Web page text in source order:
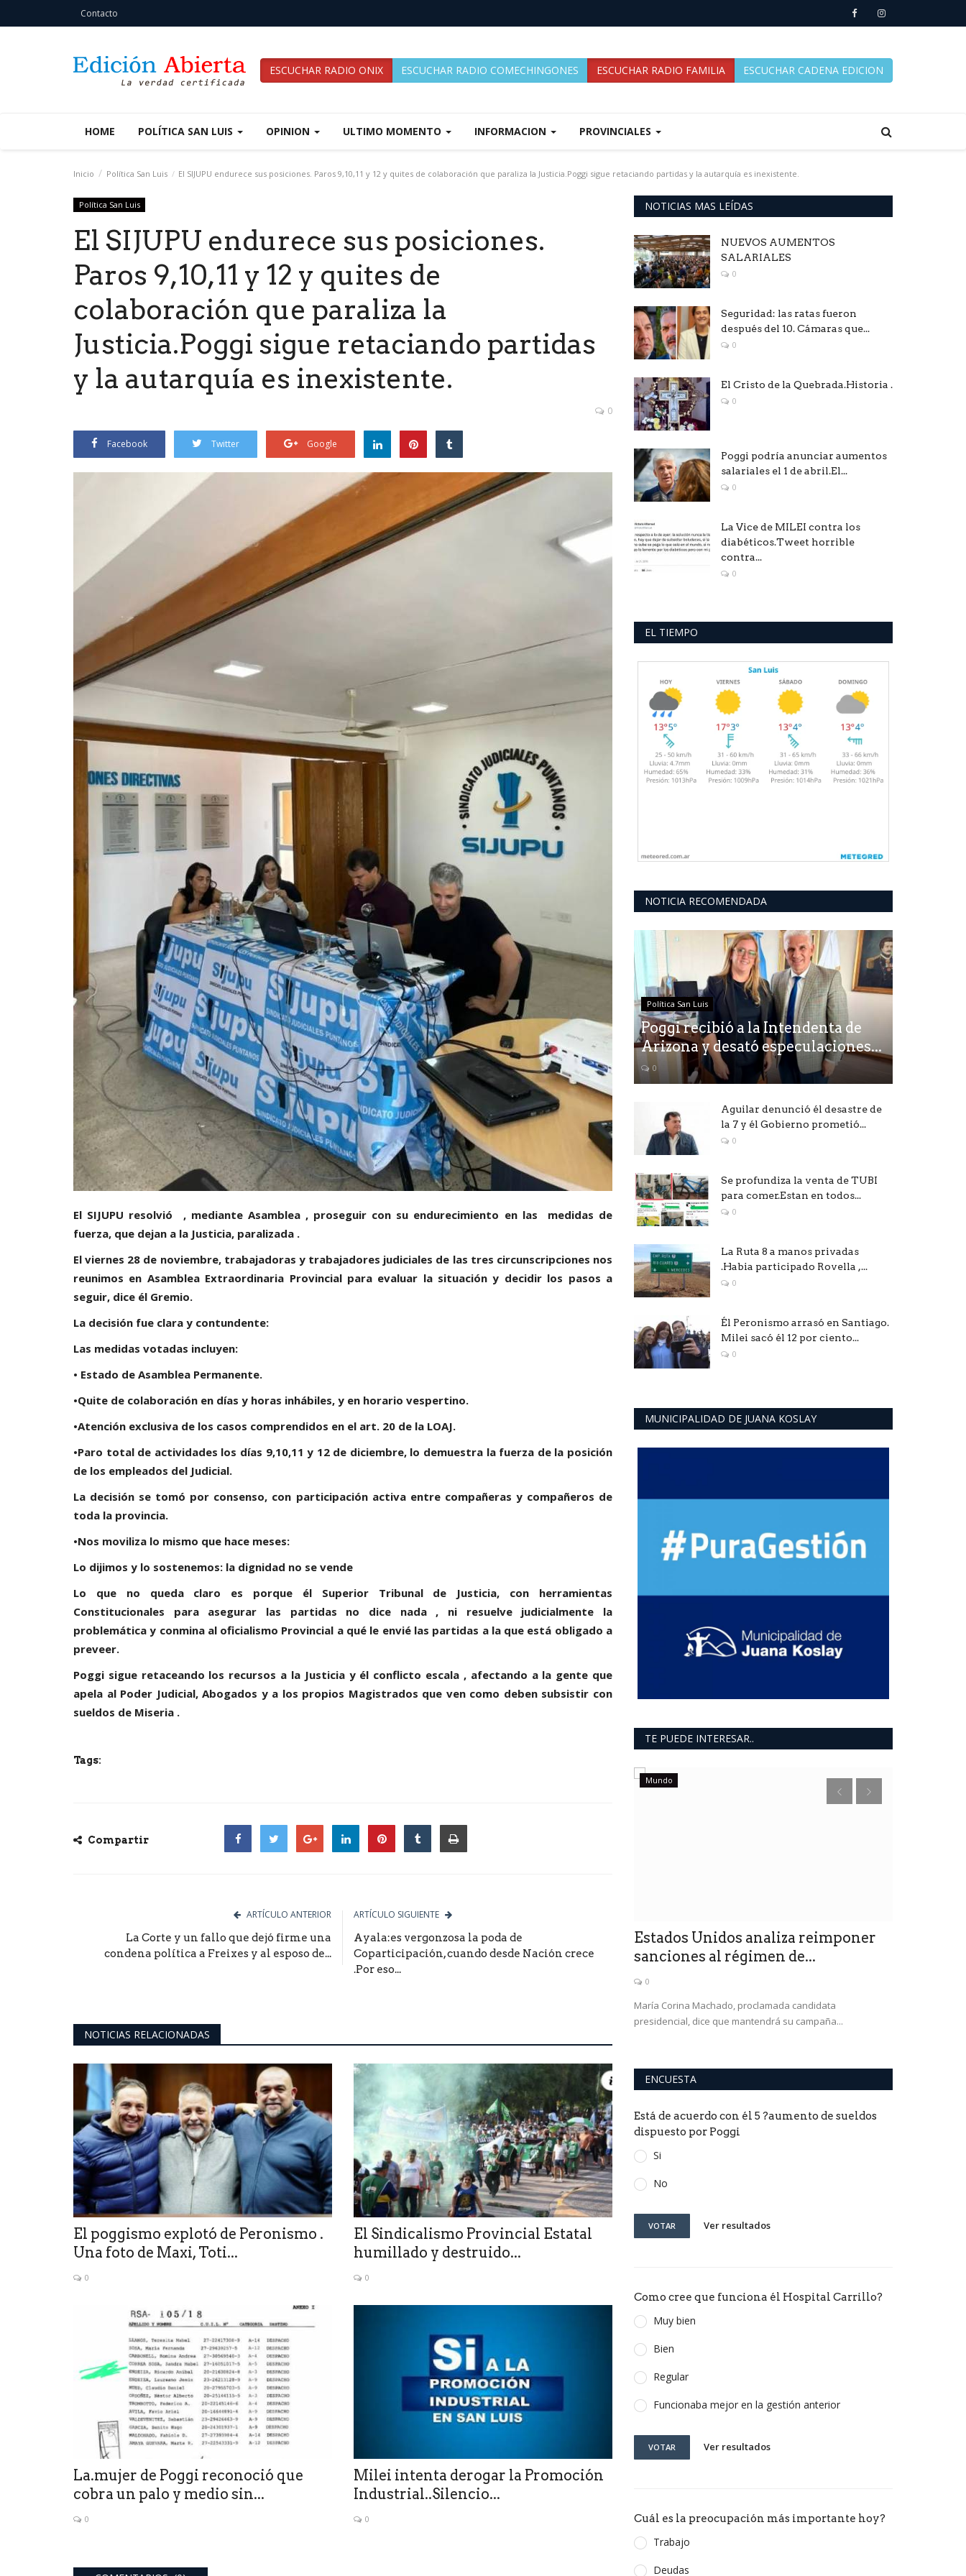
Contacto
ESCUCHAR RADIO ONIX ESCUCHAR RADIO COMECHINGONES ESCUCHAR RADIO FAMILIA ESCUCHAR CADENA EDICION
HOME POLÍTICA SAN LUIS OPINION ULTIMO MOMENTO INFORMACION PROVINCIALES
Inicio Política San Luis El SIJUPU endurece sus posiciones. Paros 9,10,11 y 12 y quites de colaboración que paraliza la Justicia.Poggi sigue retaciando partidas y la autarquía es inexistente.
Política San Luis
El SIJUPU endurece sus posiciones.
Paros 9,10,11 y 12 y quites de
colaboración que paraliza la
Justicia.Poggi sigue retaciando partidas
y la autarquía es inexistente.
0
Facebook Twitter Google
El SIJUPU resolvió , mediante Asamblea , proseguir con su endurecimiento en las medidas de
fuerza, que dejan a la Justicia, paralizada .
El viernes 28 de noviembre, trabajadoras y trabajadores judiciales de las tres circunscripciones nos
reunimos en Asamblea Extraordinaria Provincial para evaluar la situación y decidir los pasos a
seguir, dice él Gremio.
La decisión fue clara y contundente:
Las medidas votadas incluyen:
• Estado de Asamblea Permanente.
•Quite de colaboración en días y horas inhábiles, y en horario vespertino.
•Atención exclusiva de los casos comprendidos en el art. 20 de la LOAJ.
•Paro total de actividades los días 9,10,11 y 12 de diciembre, lo demuestra la fuerza de la posición
de los empleados del Judicial.
La decisión se tomó por consenso, con participación activa entre compañeras y compañeros de
toda la provincia.
•Nos moviliza lo mismo que hace meses:
Lo dijimos y lo sostenemos: la dignidad no se vende
Lo que no queda claro es porque él Superior Tribunal de Justicia, con herramientas
Constitucionales para asegurar las partidas no dice nada , ni resuelve judicialmente la
problemática y conmina al oficialismo Provincial a qué le envié las partidas a la que está obligado a
preveer.
Poggi sigue retaceando los recursos a la Justicia y él conflicto escala , afectando a la gente que
apela al Poder Judicial, Abogados y a los propios Magistrados que ven como deben subsistir con
sueldos de Miseria .
Tags:
Compartir
ARTÍCULO ANTERIOR
La Corte y un fallo que dejó firme una
condena política a Freixes y al esposo de...
ARTÍCULO SIGUIENTE
Ayala:es vergonzosa la poda de
Coparticipación, cuando desde Nación crece
.Por eso...
NOTICIAS RELACIONADAS
El poggismo explotó de Peronismo .
Una foto de Maxi, Toti...
0
El Sindicalismo Provincial Estatal
humillado y destruido...
0
La.mujer de Poggi reconoció que
cobra un palo y medio sin...
0
Milei intenta derogar la Promoción
Industrial..Silencio...
0
NOTICIAS MAS LEÍDAS
NUEVOS AUMENTOS
SALARIALES
0
Seguridad: las ratas fueron
después del 10. Cámaras que...
0
El Cristo de la Quebrada.Historia .
0
Poggi podría anunciar aumentos
salariales el 1 de abril.El...
0
La Vice de MILEI contra los
diabéticos.Tweet horrible
contra...
0
EL TIEMPO
NOTICIA RECOMENDADA
Política San Luis
Poggi recibió a la Intendenta de
Arizona y desató especulaciones...
0
Aguilar denunció él desastre de
la 7 y él Gobierno prometió...
0
Se profundiza la venta de TUBI
para comer.Estan en todos...
0
La Ruta 8 a manos privadas
.Habia participado Rovella ,...
0
Él Peronismo arrasó en Santiago.
Milei sacó él 12 por ciento...
0
MUNICIPALIDAD DE JUANA KOSLAY
TE PUEDE INTERESAR..
¿EL MINISTERIO DE TURISMO SE
MUDA A MERLO?
Poggi pide que su apoderada
Adelaida Muñiz jure como fiscal...
Mundo
Estados Unidos analiza reimponer
sanciones al régimen de...
0
María Corina Machado, proclamada candidata
presidencial, dice que mantendrá su campaña...
ENCUESTA
Está de acuerdo con él 5 ?aumento de sueldos
dispuesto por Poggi
Si
No
VOTAR Ver resultados
Como cree que funciona él Hospital Carrillo?
Muy bien
Bien
Regular
Funcionaba mejor en la gestión anterior
VOTAR Ver resultados
Cuál es la preocupación más importante hoy?
Trabajo
Deudas